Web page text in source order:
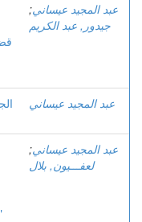
عبد المجيد عيساني;
جيدور, عبد الكريم
عبد المجيد عيساني
و"معجم
عبد المجيد عيساني;
لعفـــيون, بلال